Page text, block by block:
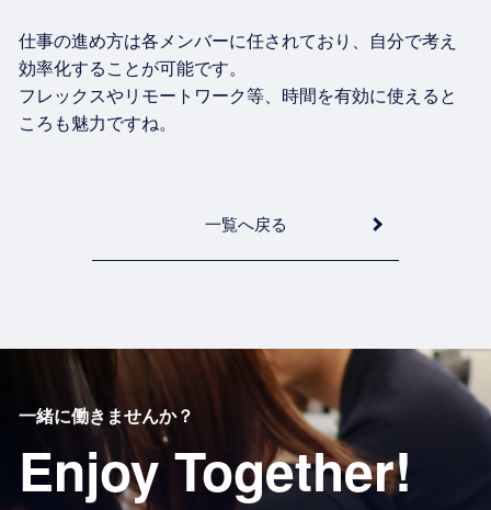
仕事の進め方は各メンバーに任されており、自分で考え
効率化することが可能です。
フレックスやリモートワーク等、時間を有効に使えると
ころも魅力ですね。
一覧へ戻る
一緒に働きませんか？
Enjoy Together!